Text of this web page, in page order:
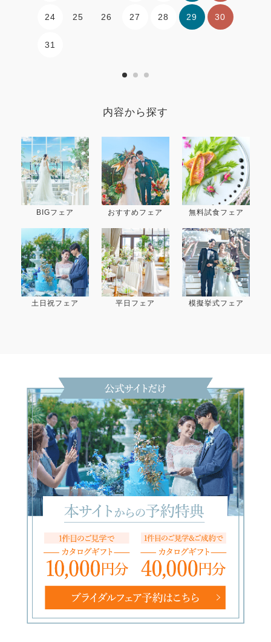
24 25 26 27 28 29 30
31
内容から探す
BIGフェア おすすめフェア 無料試食フェア
土日祝フェア 平日フェア 模擬挙式フェア